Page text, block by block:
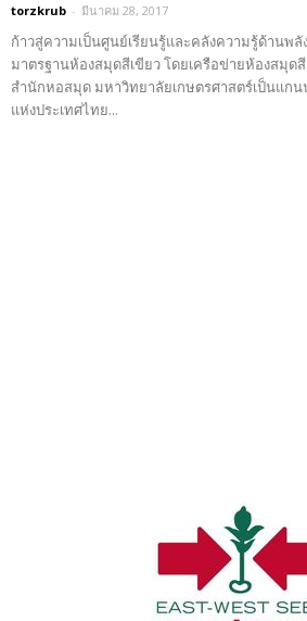
torzkrub - มีนาคม 28, 2017
ก้าวสู่ความเป็นศูนย์เรียนรู้และคลังความรู้ด้านพ
มาตรฐานห้องสมุดสีเขียว โดยเครือข่ายห้องสมุด
สำนักหอสมุด มหาวิทยาลัยเกษตรศาสตร์เป็นแก
แห่งประเทศไทย...